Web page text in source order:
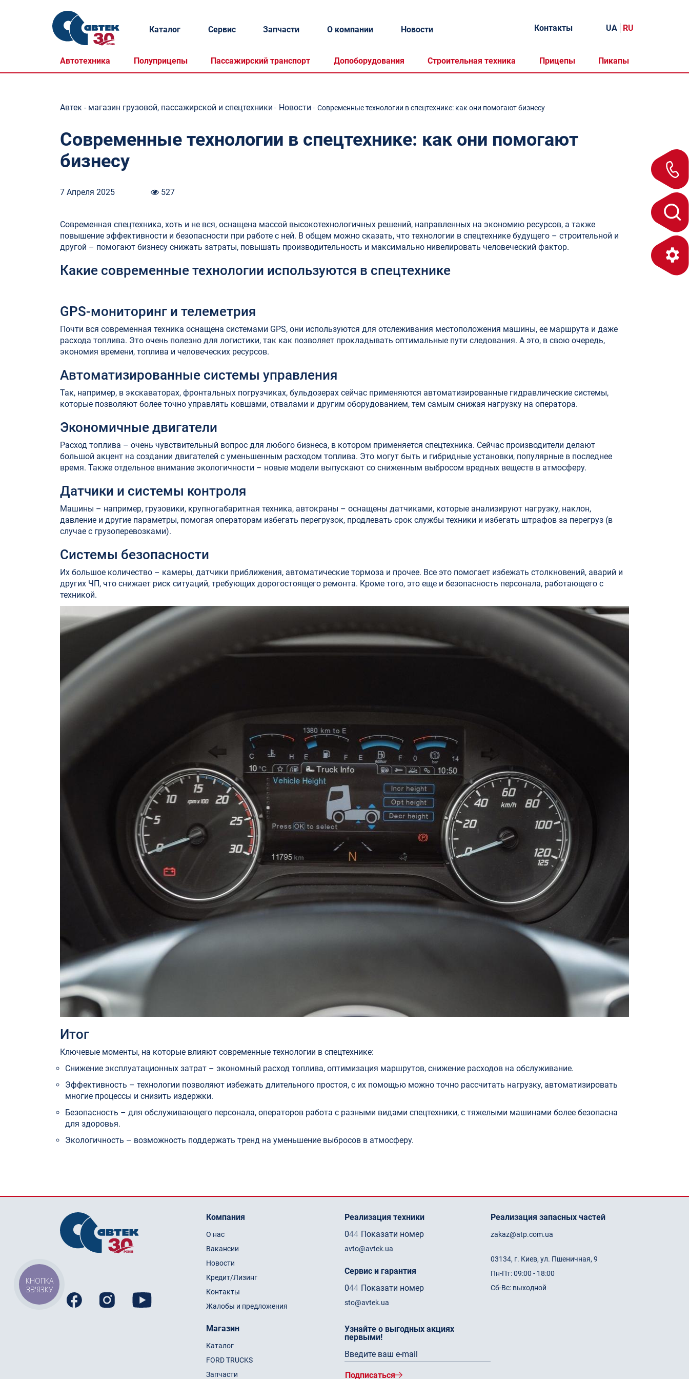
Каталог
Автотехника Полуприцепы Пассажирский транспорт Допоборудования Строительная техника Прицепы Пикапы
Сервис Запчасти О компании Новости Контакты UA RU
Автек - магазин грузовой, пассажирской и спецтехники - Новости - Современные технологии в спецтехнике: как они помогают бизнесу
Современные технологии в спецтехнике: как они помогают
бизнесу
7 Апреля 2025 527
Современная спецтехника, хоть и не вся, оснащена массой высокотехнологичных решений, направленных на экономию ресурсов, а также
повышение эффективности и безопасности при работе с ней. В общем можно сказать, что технологии в спецтехнике будущего – строительной и
другой – помогают бизнесу снижать затраты, повышать производительность и максимально нивелировать человеческий фактор.
Какие современные технологии используются в спецтехнике
GPS-мониторинг и телеметрия
Почти вся современная техника оснащена системами GPS, они используются для отслеживания местоположения машины, ее маршрута и даже
расхода топлива. Это очень полезно для логистики, так как позволяет прокладывать оптимальные пути следования. А это, в свою очередь,
экономия времени, топлива и человеческих ресурсов.
Автоматизированные системы управления
Так, например, в экскаваторах, фронтальных погрузчиках, бульдозерах сейчас применяются автоматизированные гидравлические системы,
которые позволяют более точно управлять ковшами, отвалами и другим оборудованием, тем самым снижая нагрузку на оператора.
Экономичные двигатели
Расход топлива – очень чувствительный вопрос для любого бизнеса, в котором применяется спецтехника. Сейчас производители делают
большой акцент на создании двигателей с уменьшенным расходом топлива. Это могут быть и гибридные установки, популярные в последнее
время. Также отдельное внимание экологичности – новые модели выпускают со сниженным выбросом вредных веществ в атмосферу.
Датчики и системы контроля
Машины – например, грузовики, крупногабаритная техника, автокраны – оснащены датчиками, которые анализируют нагрузку, наклон,
давление и другие параметры, помогая операторам избегать перегрузок, продлевать срок службы техники и избегать штрафов за перегруз (в
случае с грузоперевозками).
Системы безопасности
Их большое количество – камеры, датчики приближения, автоматические тормоза и прочее. Все это помогает избежать столкновений, аварий и
других ЧП, что снижает риск ситуаций, требующих дорогостоящего ремонта. Кроме того, это еще и безопасность персонала, работающего с
техникой.
Итог
Ключевые моменты, на которые влияют современные технологии в спецтехнике:
Снижение эксплуатационных затрат – экономный расход топлива, оптимизация маршрутов, снижение расходов на обслуживание.
Эффективность – технологии позволяют избежать длительного простоя, с их помощью можно точно рассчитать нагрузку, автоматизировать
многие процессы и снизить издержки.
Безопасность – для обслуживающего персонала, операторов работа с разными видами спецтехники, с тяжелыми машинами более безопасна
для здоровья.
Экологичность – возможность поддержать тренд на уменьшение выбросов в атмосферу.
Компания
О нас
Вакансии
Новости
Кредит/Лизинг
Контакты
Жалобы и предложения
Магазин
Каталог
FORD TRUCKS
Запчасти
Реализация техники
044 Показати номер
avto@avtek.ua
Сервис и гарантия
044 Показати номер
sto@avtek.ua
Узнайте о выгодных акциях
первыми!
Подписаться
Реализация запасных частей
zakaz@atp.com.ua
03134, г. Киев, ул. Пшеничная, 9
Пн-Пт: 09:00 - 18:00
Сб-Вс: выходной
КНОПКА
ЗВ'ЯЗКУ